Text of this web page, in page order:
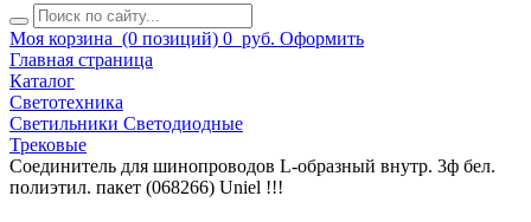
Моя корзина (0 позиций) 0 руб. Оформить
Главная страница
Каталог
Светотехника
Светильники Светодиодные
Трековые
Соединитель для шинопроводов L-образный внутр. 3ф бел.
полиэтил. пакет (068266) Uniel !!!